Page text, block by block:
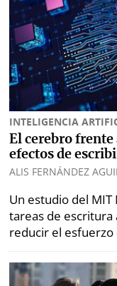
INTELIGENCIA
El cerebro
efectos de
ALIS FERNÁNDEZ
Un estudio del
tareas de escritura
reducir el